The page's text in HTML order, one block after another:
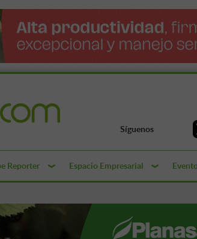
Síguenos
Reporter Espacio Empresarial